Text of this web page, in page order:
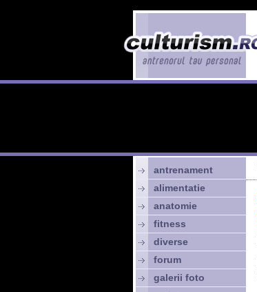
antrenament
alimentatie
anatomie
fitness
diverse
forum
galerii foto